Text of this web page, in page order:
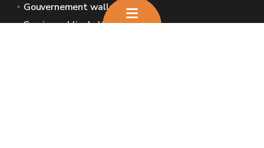
Gouvernement wallon
Service public de Wallonie